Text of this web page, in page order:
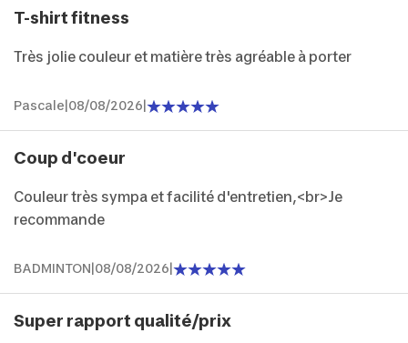
T-shirt fitness
Très jolie couleur et matière très agréable à porter
Pascale 08/08/2026
Coup d'coeur
Couleur très sympa et facilité d'entretien,<br>Je
recommande
BADMINTON 08/08/2026
Super rapport qualité/prix